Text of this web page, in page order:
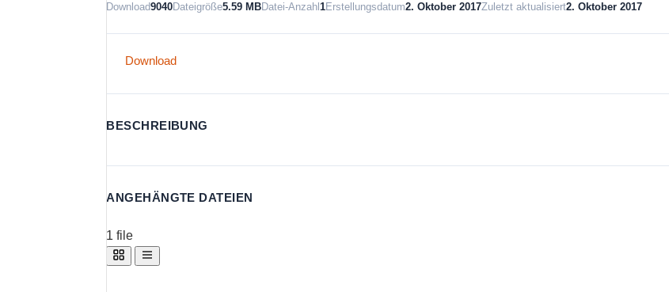
Download9040Dateigröße5.59 MBDatei-Anzahl1Erstellungsdatum2. Oktober 2017Zuletzt aktualisiert2. Oktober 2017
Download
BESCHREIBUNG
ANGEHÄNGTE DATEIEN
1 file